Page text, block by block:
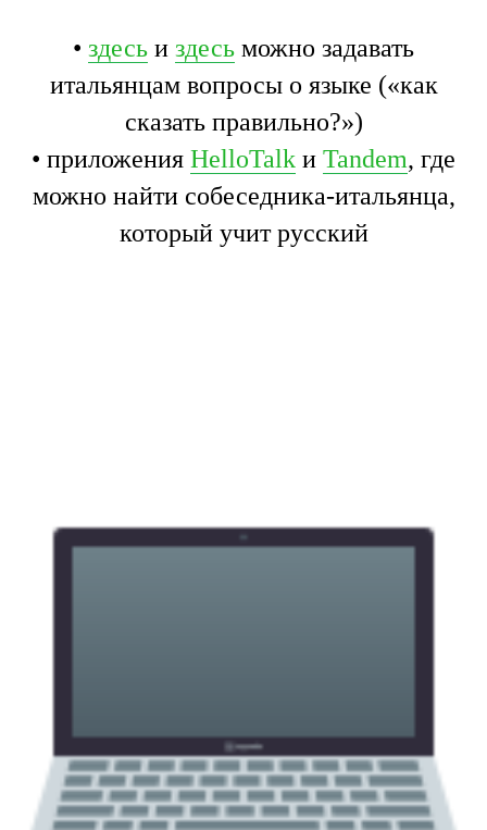
• здесь и здесь можно задавать
итальянцам вопросы о языке («как
сказать правильно?»)
• приложения HelloTalk и Tandem, где
можно найти собеседника-итальянца,
который учит русский